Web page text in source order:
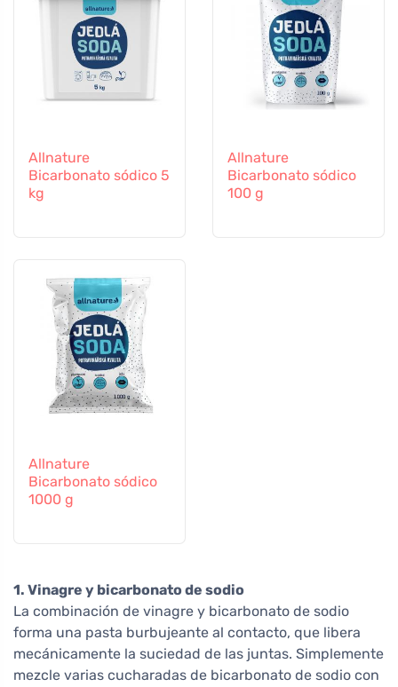
Allnature
Bicarbonato sódico 5
kg
Allnature
Bicarbonato sódico
100 g
Allnature
Bicarbonato sódico
1000 g
1. Vinagre y bicarbonato de sodio
La combinación de vinagre y bicarbonato de sodio
forma una pasta burbujeante al contacto, que libera
mecánicamente la suciedad de las juntas. Simplemente
mezcle varias cucharadas de bicarbonato de sodio con